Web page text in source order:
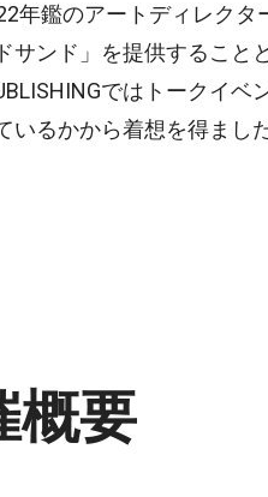
年鑑のアートディレク
サンド」を提供すること
ではトークイ
いるかから着想を得まし
概要